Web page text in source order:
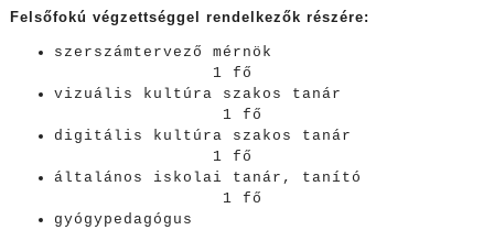
Felsőfokú végzettséggel rendelkezők részére:
szerszámtervező mérnök
1 fő
vizuális kultúra szakos tanár
1 fő
digitális kultúra szakos tanár
1 fő
általános iskolai tanár, tanító
1 fő
gyógypedagógus